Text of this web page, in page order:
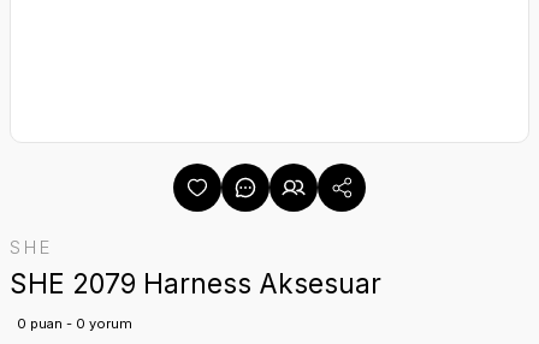
SHE
SHE 2079 Harness Aksesuar
0 puan - 0 yorum